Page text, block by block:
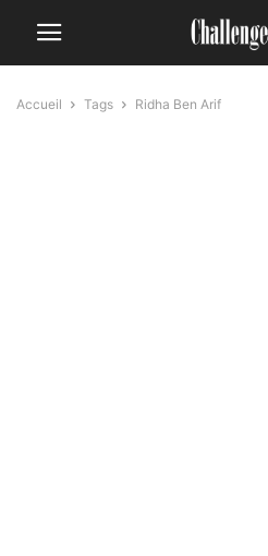
Accueil Tags Ridha Ben Arif